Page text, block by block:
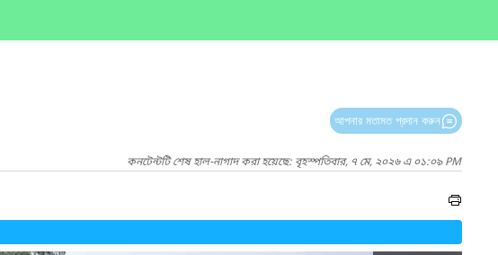
আপনার মতামত প্রদান করুন
কনটেন্টটি শেষ হাল-নাগাদ করা হয়েছে: বৃহস্পতিবার, ৭ মে, ২০২৬ এ ০১:০৯ PM